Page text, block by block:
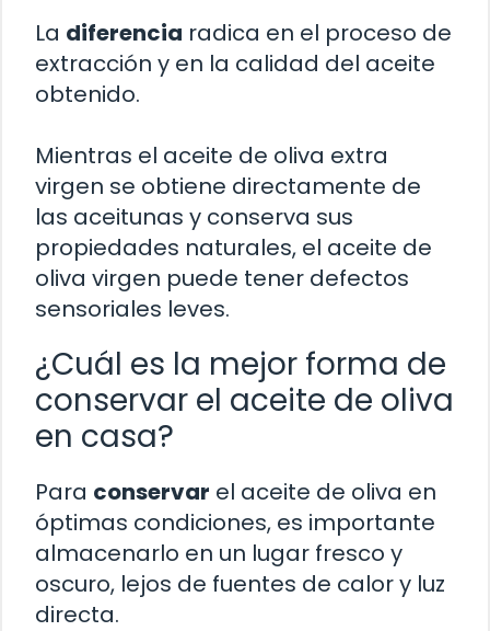
La diferencia radica en el proceso de
extracción y en la calidad del aceite
obtenido.
Mientras el aceite de oliva extra
virgen se obtiene directamente de
las aceitunas y conserva sus
propiedades naturales, el aceite de
oliva virgen puede tener defectos
sensoriales leves.
¿Cuál es la mejor forma de
conservar el aceite de oliva
en casa?
Para conservar el aceite de oliva en
óptimas condiciones, es importante
almacenarlo en un lugar fresco y
oscuro, lejos de fuentes de calor y luz
directa.